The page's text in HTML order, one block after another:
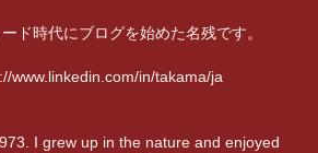
ド時代にブログを始めた名残です。
www.linkedin.com/in/takama/ja
I grew up in the nature and enjoyed